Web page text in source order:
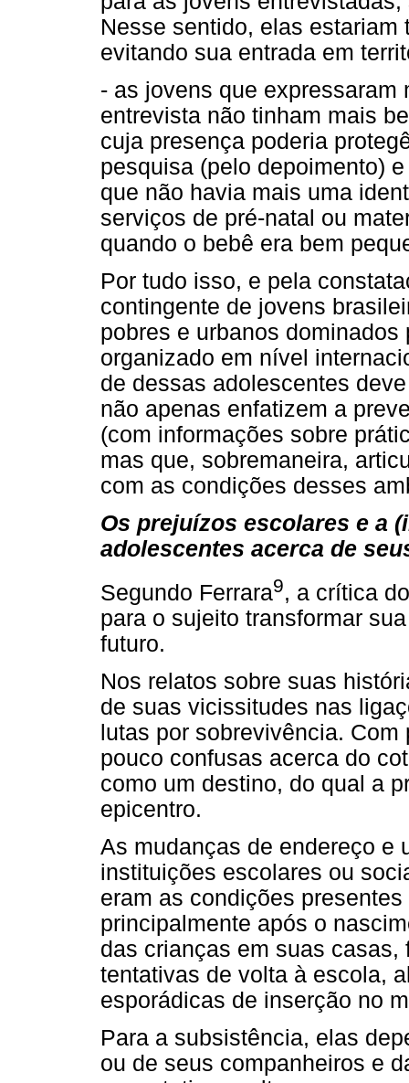
Nesse sentido, elas estariam
evitando sua entrada em
- as jovens que
entrevista não tinham mais
cuja presença poderia
pesquisa (pelo depoimento)
que não havia mais uma
serviços de pré-natal ou
quando o bebê era bem
Por tudo isso, e pela
contingente de jovens
pobres e urbanos
organizado em nível
de dessas adolescentes
não apenas enfatizem a
(com informações sobre
mas que, sobremaneira,
com as condições desses
Os prejuízos escolares e a
adolescentes acerca de
Segundo Ferrara9, a crítica
para o sujeito transformar
futuro.
Nos relatos sobre suas
de suas vicissitudes nas
lutas por sobrevivência.
pouco confusas acerca do
como um destino, do qual a
epicentro.
As mudanças de endereço e
instituições escolares ou
eram as condições
principalmente após o
das crianças em suas
tentativas de volta à escola,
esporádicas de inserção no
Para a subsistência, elas
ou de seus companheiros e